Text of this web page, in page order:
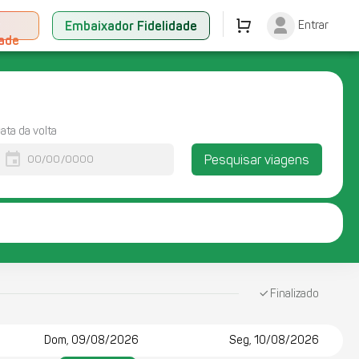
Embaixador Fidelidade Entrar
da volta
event Pesquisar viagens
Finalizado
Dom, 09/08/2026 Seg, 10/08/2026